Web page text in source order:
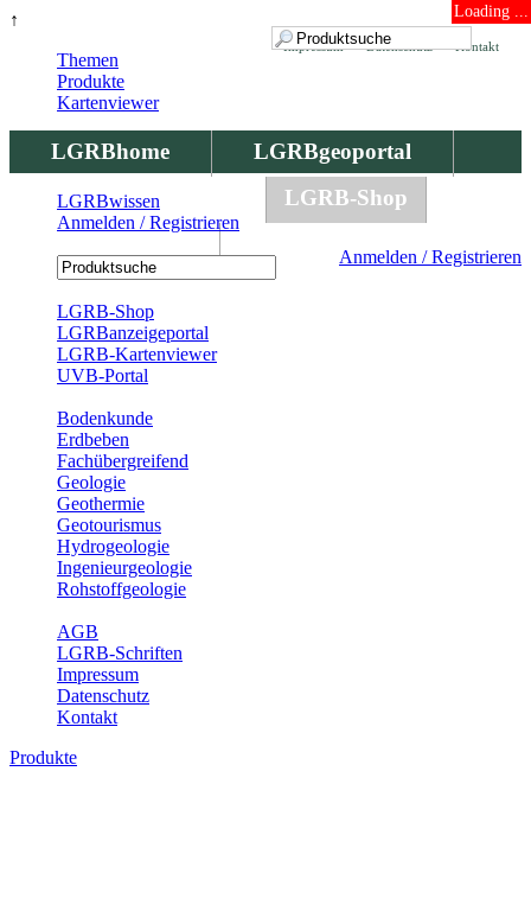
↑ Loading ...
Kontakt
Datenschutz
Impressum
LGRBhome
LGRBgeoportal
LGRBbohrungen
LGRB-Shop
Anmelden / Registrieren
Themen
Produkte
Kartenviewer
LGRBwissen
Anmelden / Registrieren
LGRB-Shop
LGRBanzeigeportal
LGRB-Kartenviewer
UVB-Portal
Bodenkunde
Erdbeben
Fachübergreifend
Geologie
Geothermie
Geotourismus
Hydrogeologie
Ingenieurgeologie
Rohstoffgeologie
AGB
LGRB-Schriften
Impressum
Datenschutz
Kontakt
Produkte